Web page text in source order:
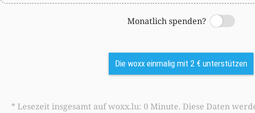
Monatlich spenden?
Switch
Die woxx einmalig mit 2 € unterstützen
* Lesezeit insgesamt auf woxx.lu: 0 Minute. Diese Daten werden nur in Ihrem Browser